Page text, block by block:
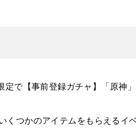
定で【事前登録ガチャ】「原神
くつかのアイテムをもらえるイ